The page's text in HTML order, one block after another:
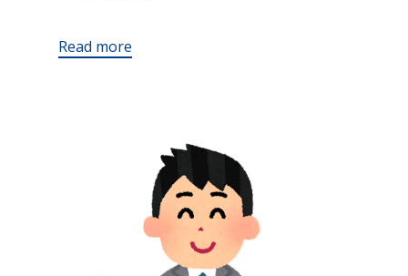
Read more